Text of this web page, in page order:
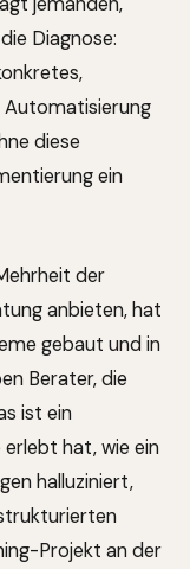
Diagnose:
Automatisierung
diese
ein
der
anbieten, hat
gebaut und in
Berater, die
ist ein
hat, wie ein
halluziniert,
Projekt an der